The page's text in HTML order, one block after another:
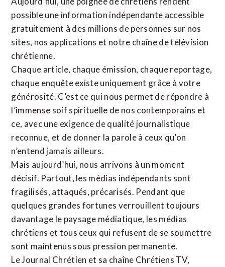
possible une information indépendante accessible
gratuitement à des millions de personnes sur nos
sites, nos applications et notre chaîne de télévision
chrétienne.
Chaque article, chaque émission, chaque reportage,
chaque enquête existe uniquement grâce à votre
générosité. C’est ce qui nous permet de répondre à
l’immense soif spirituelle de nos contemporains et
ce, avec une exigence de qualité journalistique
reconnue, et de donner la parole à ceux qu’on
n’entend jamais ailleurs.
Mais aujourd’hui, nous arrivons à un moment
décisif. Partout, les médias indépendants sont
fragilisés, attaqués, précarisés. Pendant que
quelques grandes fortunes verrouillent toujours
davantage le paysage médiatique, les médias
chrétiens et tous ceux qui refusent de se soumettre
sont maintenus sous pression permanente.
Le Journal Chrétien et sa chaîne Chrétiens TV,